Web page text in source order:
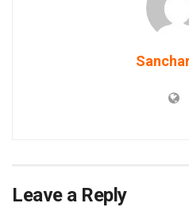
Leave a Reply